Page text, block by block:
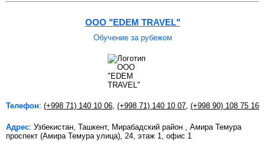
OOO "EDEM TRAVEL"
Обучение за рубежом
Телефон: (+998 71) 140 10 06 (+998 71) 140 10 07 (+998 90) 108 75 16
Адрес: Узбекистан, Ташкент, Мирабадский район , Амира Темура
проспект (Амира Темура улица), 24, этаж 1, офис 1